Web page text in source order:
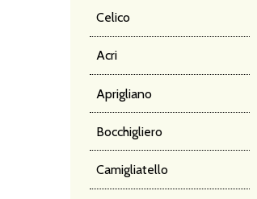
Celico
Acri
Aprigliano
Bocchigliero
Camigliatello